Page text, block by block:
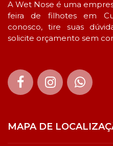
A Wet Nose é uma
feira de filhotes em
conosco, tire suas
solicite orçamento sem
MAPA DE